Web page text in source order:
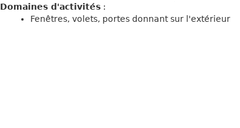
Domaines d'activités :
Fenêtres, volets, portes donnant sur l'extérieur